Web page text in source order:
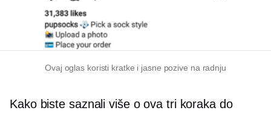
Ovaj oglas koristi kratke i jasne pozive na radnju
Kako biste saznali više o ova tri koraka do